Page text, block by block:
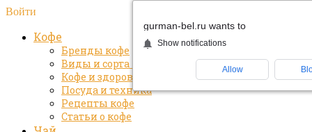
Войти
Кофе
Бренды кофе
Виды и сорта кофе
Кофе и здоровье
Посуда и техника
Рецепты кофе
Статьи о кофе
gurman-bel.ru wants to
Show notifications
Allow